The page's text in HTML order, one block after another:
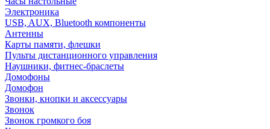
Электроника
USB, AUX, Bluetooth компоненты
Антенны
Карты памяти, флешки
Пульты дистанционного управления
Наушники, фитнес-браслеты
Домофоны
Домофон
Звонки, кнопки и аксессуары
Звонок
Звонок громкого боя